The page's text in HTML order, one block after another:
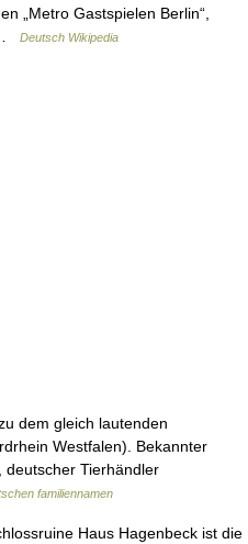
„Metro Gastspielen Berlin“,
Deutsch Wikipedia
dem gleich lautenden
Westfalen). Bekannter
deutscher Tierhändler
familiennamen
Haus Hagenbeck ist die